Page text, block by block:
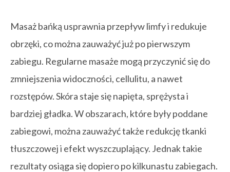
Masaż bańką usprawnia przepływ limfy i redukuje
obrzęki, co można zauważyć już po pierwszym
zabiegu. Regularne masaże mogą przyczynić się do
zmniejszenia widoczności, cellulitu, a nawet
rozstępów. Skóra staje się napięta, sprężysta i
bardziej gładka. W obszarach, które były poddane
zabiegowi, można zauważyć także redukcję tkanki
tłuszczowej i efekt wyszczuplający. Jednak takie
rezultaty osiąga się dopiero po kilkunastu zabiegach.